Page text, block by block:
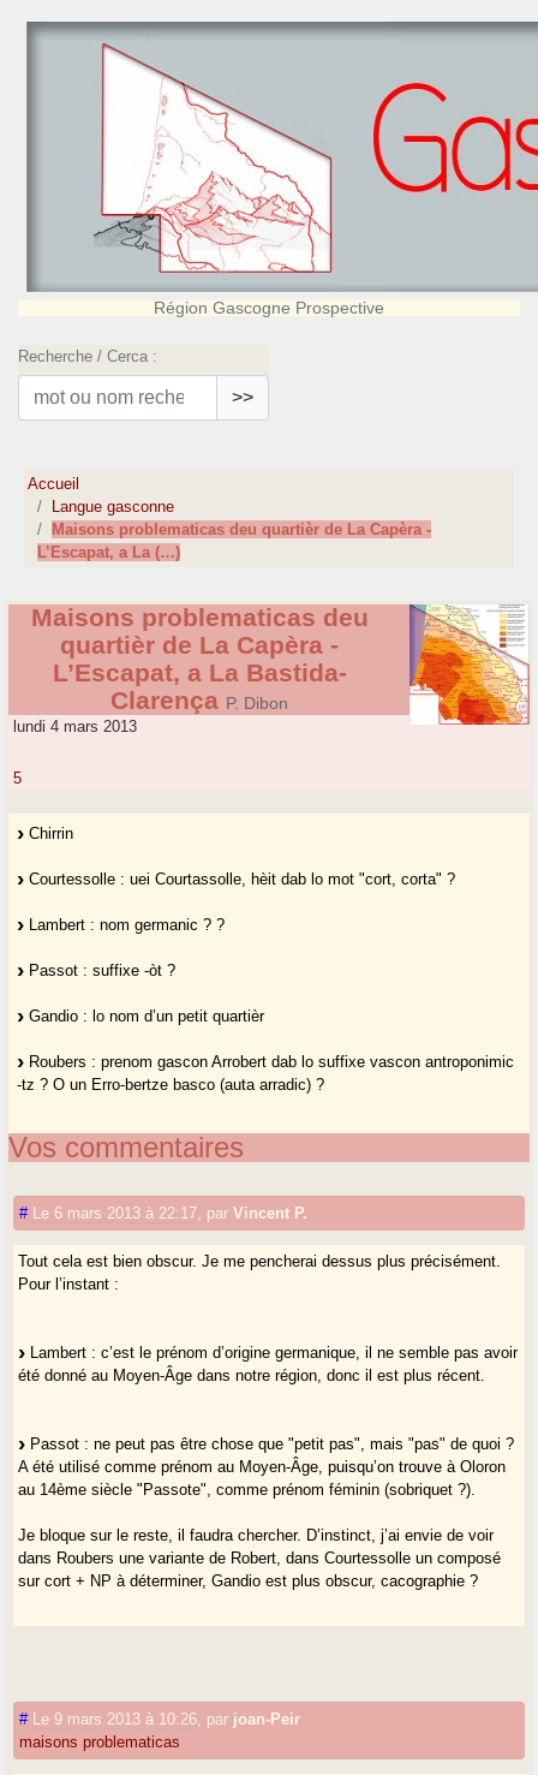
Région Gascogne Prospective
Recherche / Cerca :
>>
Accueil
Langue gasconne
Maisons problematicas deu quartièr de La Capèra -
L’Escapat, a La (…)
Maisons problematicas deu
quartièr de La Capèra -
L’Escapat, a La Bastida-
Clarença P. Dibon
lundi 4 mars 2013
5
Chirrin
Courtessolle : uei Courtassolle, hèit dab lo mot "cort, corta" ?
Lambert : nom germanic ? ?
Passot : suffixe -òt ?
Gandio : lo nom d’un petit quartièr
Roubers : prenom gascon Arrobert dab lo suffixe vascon antroponimic
-tz ? O un Erro-bertze basco (auta arradic) ?
Vos commentaires
# Le 6 mars 2013 à 22:17 parVincent P.
Tout cela est bien obscur. Je me pencherai dessus plus précisément.
Pour l’instant :
Lambert : c’est le prénom d’origine germanique, il ne semble pas avoir
été donné au Moyen-Âge dans notre région, donc il est plus récent.
Passot : ne peut pas être chose que "petit pas", mais "pas" de quoi ?
A été utilisé comme prénom au Moyen-Âge, puisqu’on trouve à Oloron
au 14ème siècle "Passote", comme prénom féminin (sobriquet ?).
Je bloque sur le reste, il faudra chercher. D’instinct, j’ai envie de voir
dans Roubers une variante de Robert, dans Courtessolle un composé
sur cort + NP à déterminer, Gandio est plus obscur, cacographie ?
# Le 9 mars 2013 à 10:26 par joan-Peir
maisons problematicas